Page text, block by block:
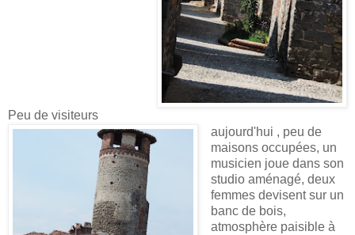
Peu de visiteurs
aujourd'hui , peu de
maisons occupées, un
musicien joue dans son
studio aménagé, deux
femmes devisent sur un
banc de bois,
atmosphère paisible à